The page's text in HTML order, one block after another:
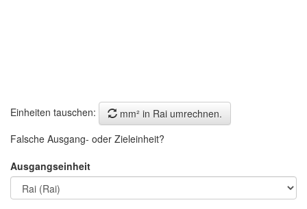
Einheiten tauschen:
mm² in Rai umrechnen.
Falsche Ausgang- oder Zieleinheit?
Ausgangseinheit